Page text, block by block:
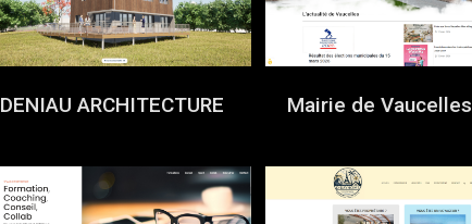
DENIAU ARCHITECTURE Mairie de Vaucelles